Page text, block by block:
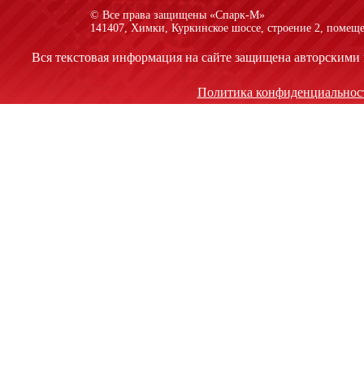
© Все права защищены «Спарк-M»
141407, Химки, Куркинское шоссе, строение 2,
Вся текстовая информация на сайте защищена
Политика